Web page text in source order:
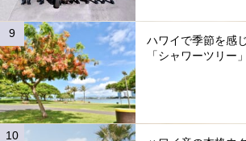
ハワイで季節を感
「シャワーツリー